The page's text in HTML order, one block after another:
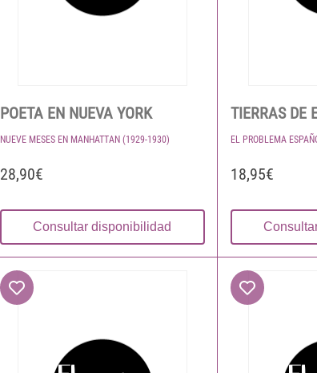
POETA EN NUEVA YORK
NUEVE MESES EN MANHATTAN (1929-1930)
28,90€
Consultar disponibilidad
TIERRAS DE
EL PROBLEMA
18,95€